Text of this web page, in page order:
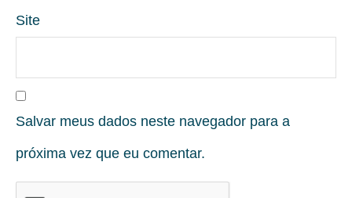
Site
Salvar meus dados neste navegador para a
próxima vez que eu comentar.